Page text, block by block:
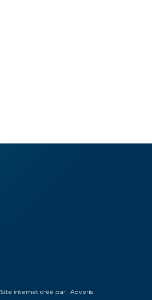
Site internet créé par : Adveris